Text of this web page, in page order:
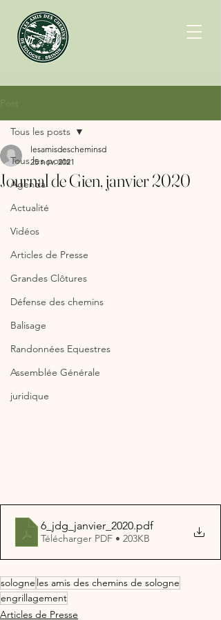
Tous les posts
Agenda
Actualité
Vidéos
Articles de Presse
Grandes Clôtures
Défense des chemins
Balisage
Randonnées Equestres
Assemblée Générale
juridique
Tous les posts
Journal de Gien, janvier 2020
lesamisdescheminsd
25 nov. 2021
6_jdg_janvier_2020.pdf
Télécharger PDF • 203KB
sologne les amis des chemins de sologne
engrillagement
Articles de Presse